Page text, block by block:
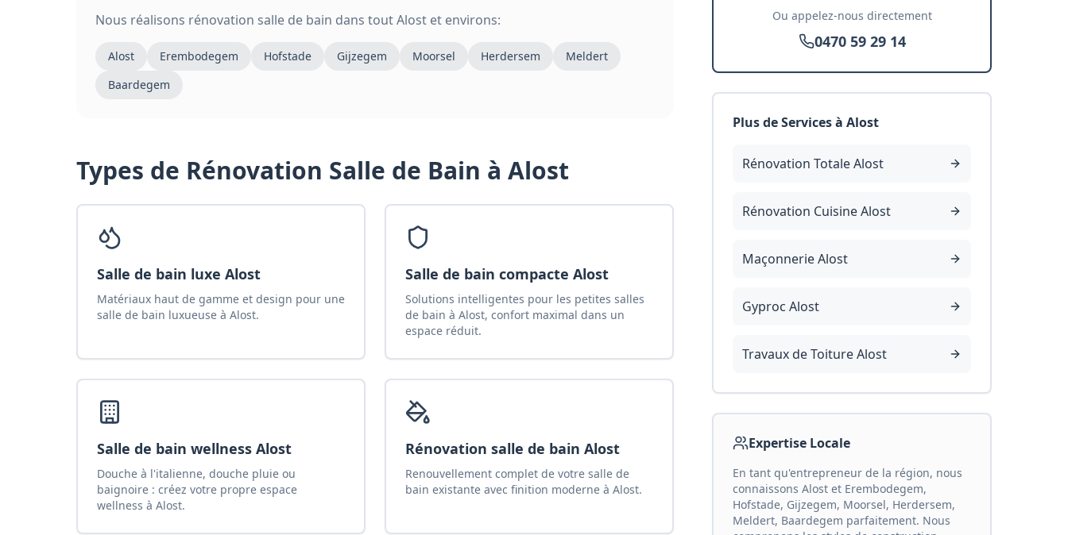
Nous réalisons rénovation salle de bain dans toutAlost et environs:
Alost Erembodegem Hofstade Gijzegem Moorsel Herdersem
Meldert
Baardegem
Types de Rénovation Salle de Bain à Alost
Salle de bain luxe Alost
Matériaux haut de gamme et design pour une
salle de bain luxueuse à Alost.
Salle de bain compacte Alost
Solutions intelligentes pour les petites salles
de bain à Alost, confort maximal dans un
espace réduit.
Salle de bain wellness Alost
Douche à l'italienne, douche pluie ou
baignoire : créez votre propre espace
wellness à Alost.
Rénovation salle de bain Alost
Renouvellement complet de votre salle de
bain existante avec finition moderne à Alost.
Ou appelez-nous directement
0470 59 29 14
Plus de Services à Alost
Rénovation Totale Alost
Rénovation Cuisine Alost
Maçonnerie Alost
Gyproc Alost
Travaux de Toiture Alost
Expertise Locale
En tant qu'entrepreneur de la région, nous
connaissons Alost et Erembodegem,
Hofstade, Gijzegem, Moorsel, Herdersem,
Meldert, Baardegem parfaitement. Nous